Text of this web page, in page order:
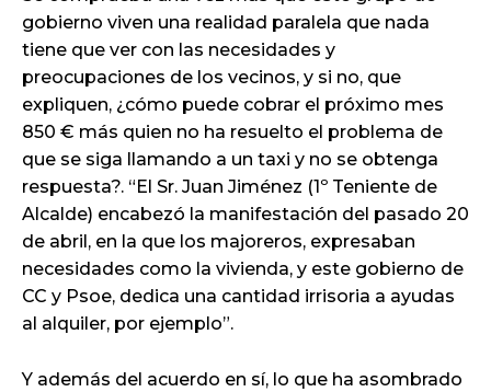
gobierno viven una realidad paralela que nada
tiene que ver con las necesidades y
preocupaciones de los vecinos, y si no, que
expliquen, ¿cómo puede cobrar el próximo mes
850 € más quien no ha resuelto el problema de
que se siga llamando a un taxi y no se obtenga
respuesta?. “El Sr. Juan Jiménez (1º Teniente de
Alcalde) encabezó la manifestación del pasado 20
de abril, en la que los majoreros, expresaban
necesidades como la vivienda, y este gobierno de
CC y Psoe, dedica una cantidad irrisoria a ayudas
al alquiler, por ejemplo”.
Y además del acuerdo en sí, lo que ha asombrado